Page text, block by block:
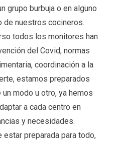
grupo burbuja o en alguno
de nuestros cocineros.
todos los monitores han
del Covid, normas
coordinación a la
estamos preparados
modo u otro, ya hemos
a cada centro en
y necesidades.
estar preparada para todo,